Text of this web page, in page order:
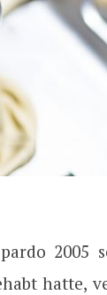
2005
hatte,